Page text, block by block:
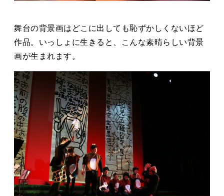
舞台の背景画はどこに出しても恥ずかしくないほど
作品。いっしょに生きると、こんな素晴らしい背景
画が生まれます。